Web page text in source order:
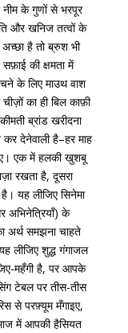
नीम के गुणों से भरपूर
और खनिज तत्वों के
है तो ब्रुश भी
की क्षमता में
के लिए माउथ वाश
का ही बिल काफ़ी
ब्रांड खरीदना
देनेवाली है–हर माह
एक में हलकी खुशबू
रखता है, दूसरा
यह लीजिए सिनेमा
अभिनेत्रियाँ) के
अर्थ समझना चाहते
लीजिए शुद्ध गंगाजल
महँगी है, पर आपके
टेबल पर तीस-तीस
से परफ़्यूम मँगाइए,
में आपकी हैसियत